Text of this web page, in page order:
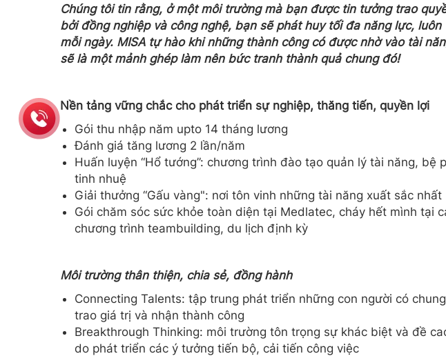
Chúng tôi tin rằng, ở một môi trường mà bạn được tin tưởng trao
bởi đồng nghiệp và công nghệ, bạn sẽ phát huy tối đa năng lực,
mỗi ngày. MISA tự hào khi những thành công có được nhờ vào tài
sẽ là một mảnh ghép làm nên bức tranh thành quả chung đó!
Nền tảng vững chắc cho phát triển sự nghiệp, thăng tiến, quyền lợi
Gói thu nhập năm upto 14 tháng lương
Đánh giá tăng lương 2 lần/năm
Huấn luyện “Hổ tướng”: chương trình đào tạo quản lý tài năng, bệ
tinh nhuệ
Giải thưởng “Gấu vàng": nơi tôn vinh những tài năng xuất sắc nhất
Gói chăm sóc sức khỏe toàn diện tại Medlatec, cháy hết mình tại
chương trình teambuilding, du lịch định kỳ
Môi trường thân thiện, chia sẻ, đồng hành
Connecting Talents: tập trung phát triển những con người có
trao giá trị và nhận thành công
Breakthrough Thinking: môi trường tôn trọng sự khác biệt và đề
do phát triển các ý tưởng tiến bộ, cải tiến công việc